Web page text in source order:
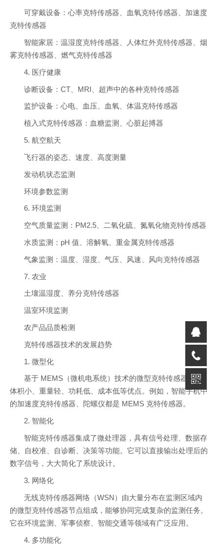
可穿戴设备：心率克特传感器、血氧克特传感器、加速度
克特传感器
智能家居：温湿度克特传感器、人体红外克特传感器、烟
雾克特传感器、燃气克特传感器
4. 医疗健康
诊断设备：CT、MRI、超声中的各种克特传感器
监护设备：心电、血压、血氧、体温克特传感器
植入式克特传感器：血糖监测、心脏起搏器
5. 航空航天
飞行器的姿态、速度、高度测量
发动机状态监测
环境参数监测
6. 环境监测
空气质量监测：PM2.5、二氧化硫、氮氧化物克特传感器
水质监测：pH 值、溶解氧、重金属克特传感器
气象监测：温度、湿度、气压、风速、风向克特传感器
7. 农业
土壤温湿度、养分克特传感器
温室环境监测
农产品品质检测
克特传感器技术的发展趋势
1. 微型化
基于 MEMS（微机电系统）技术的微型克特传感器具有
体积小、重量轻、功耗低、成本低等优点。例如，智能手机中
的加速度克特传感器、陀螺仪都是 MEMS 克特传感器。
2. 智能化
智能克特传感器集成了微处理器，具有信号处理、数据存
储、自校准、自诊断、决策等功能。它可以直接输出处理后的
数字信号，大大简化了系统设计。
3. 网络化
无线克特传感器网络（WSN）由大量分布在监测区域内
的微型克特传感器节点组成，能够协同完成复杂的监测任务。
它在环境监测、军事侦察、智能交通等领域有广泛应用。
4. 多功能化